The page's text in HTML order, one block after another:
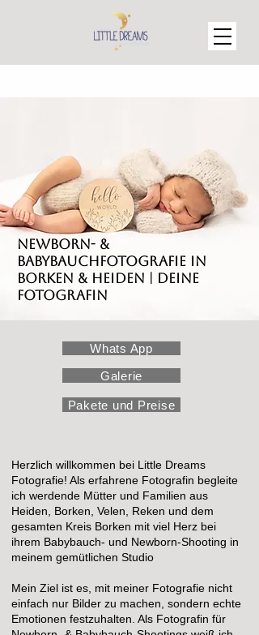
NEWBORN- &
BABYBAUCHFOTOGRAFIE IN
BORKEN & HEIDEN | DEINE
FOTOGRAFIN
Whats App
Galerie
Pakete und Preise
Herzlich willkommen bei Little Dreams
Fotografie! Als erfahrene Fotografin begleite
ich werdende Mütter und Familien aus
Heiden, Borken, Velen, Reken und dem
gesamten Kreis Borken mit viel Herz bei
ihrem Babybauch- und Newborn-Shooting in
meinem gemütlichen Studio
Mein Ziel ist es, mit meiner Fotografie nicht
einfach nur Bilder zu machen, sondern echte
Emotionen festzuhalten. Als Fotografin für